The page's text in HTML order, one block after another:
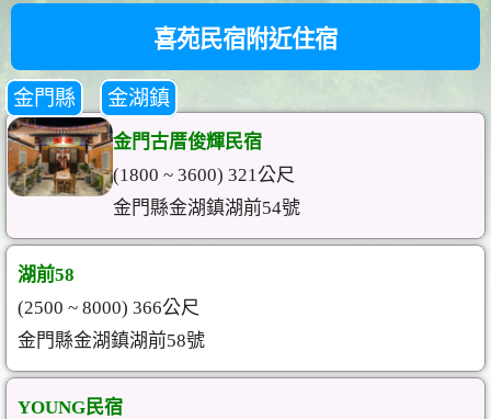
喜苑民宿附近住宿
金門縣 金湖鎮
金門古厝俊輝民宿
(1800 ~ 3600) 321公尺
金門縣金湖鎮湖前54號
湖前58
(2500 ~ 8000) 366公尺
金門縣金湖鎮湖前58號
YOUNG民宿